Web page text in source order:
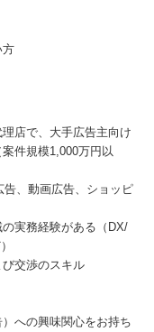
方
店で、大手広告主向け
件規模1,000万円以
、動画広告、ショッピ
実務経験がある（DX/
交渉のスキル
への興味関心をお持ち